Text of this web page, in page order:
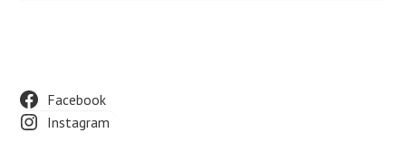
Footer
Widget
Facebook
Instagram